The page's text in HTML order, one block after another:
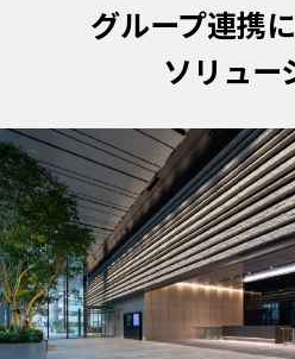
グループ連携
ソリュー